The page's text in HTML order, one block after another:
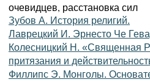
очевидцев, расстановка сил
Зубов А. История религий.
Лаврецкий И. Эрнесто Че
Колесницкий Н. «Священная
притязания и
Филлипс Э. Монголы.